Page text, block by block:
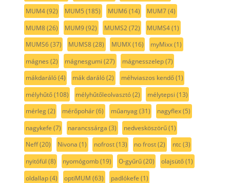
MUM4(92) MUM5 (185) MUM6(14) MUM7(4)
MUM8(26) MUM9(92) MUMS2(72) MUMS4(1)
MUMS6(37) MUMS8(28) MUMX(16) myMixx(1)
mágnes (2) mágnesgumi (27) mágnesszelep(7)
mákdaráló(4) mák daráló(2) méhviaszos kendő(1)
mélyhűtő(108) mélyhűtőleolvasztó(2) mélytepsi (13)
mérleg(2) mérőpohár(6) műanyag(31) nagyflex(5)
nagykefe (7) narancssárga (3) nedvesköszörű(1)
Neff(20) Nivona (1) nofrost(13) no frost(2) ntc(3)
nyitófül (8) nyomógomb(19) O-gyűrű(20) olajsütő(1)
oldallap(4) optiMUM (63) padlókefe (1)